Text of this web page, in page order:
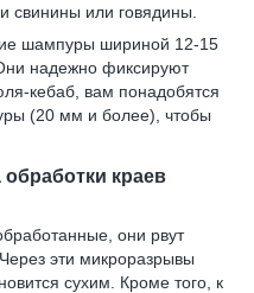
свинины или говядины.
шампуры шириной 12-15
надежно фиксируют
кебаб, вам понадобятся
(20 мм и более), чтобы
краев
они рвут
эти микроразрывы
сухим. Кроме того, к